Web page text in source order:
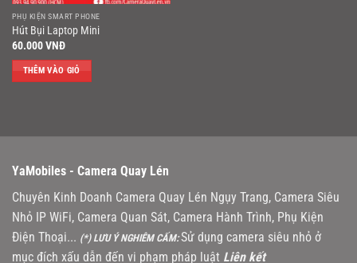
PHỤ KIỆN SMART PHONE
Hút Bụi Laptop Mini
60.000VNĐ
THÊM VÀO GIỎ
YaMobiles - Camera Quay Lén
Chuyên Kinh Doanh Camera Quay Lén Ngụy Trang, Camera Siêu
Nhỏ IP WiFi, Camera Quan Sát, Camera Hành Trình, Phụ Kiện
Điện Thoại... (*) LƯU Ý NGHIÊM CẤM:Sử dụng camera siêu nhỏ ở
mục đích xấu dẫn đến vi phạm pháp luật Liên kết